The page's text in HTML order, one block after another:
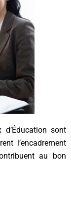
sont
l’encadrement
au bon